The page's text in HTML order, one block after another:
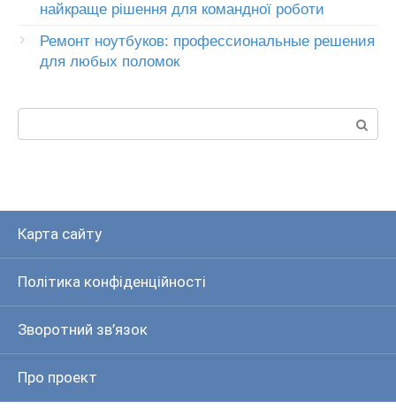
найкраще рішення для командної роботи
Ремонт ноутбуков: профессиональные решения
для любых поломок
Карта сайту
Політика конфіденційності
Зворотний зв’язок
Про проект